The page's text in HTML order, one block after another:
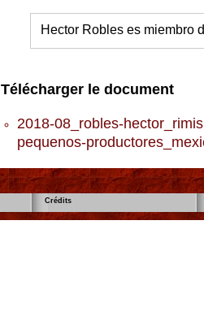
Hector Robles es miembro
Télécharger le document
2018-08_robles-
pequenos-
Crédits